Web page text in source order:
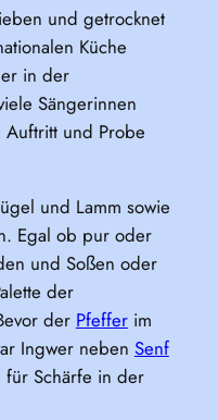
und getrocknet
Küche
in der
Sängerinnen
und Probe
und Lamm sowie
Egal ob pur oder
und Soßen oder
der
der Pfefferim
Ingwer neben Senf
Schärfe in der